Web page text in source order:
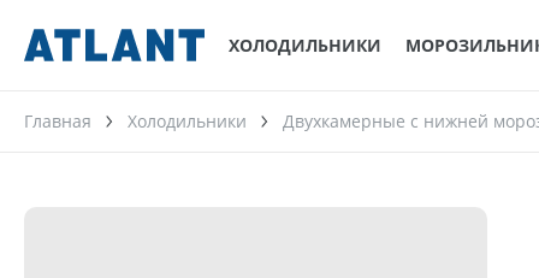
ХОЛОДИЛЬНИКИ
Главная Холодильники Двухкамерные с нижней